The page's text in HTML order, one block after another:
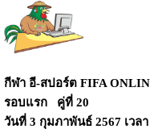
กีฬา อี-สปอร์ต FIFA
รอบแรก คู่ที่ 20
วันที่ 3 กุมภาพันธ์ 2567 เวลา